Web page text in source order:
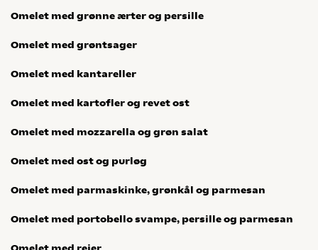
Omelet med grønne ærter og persille
Omelet med grøntsager
Omelet med kantareller
Omelet med kartofler og revet ost
Omelet med mozzarella og grøn salat
Omelet med ost og purløg
Omelet med parmaskinke, grønkål og parmesan
Omelet med portobello svampe, persille og parmesan